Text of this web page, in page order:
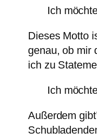
Ich
Dieses Motto
genau, ob mir
ich zu
Ich
Außerdem